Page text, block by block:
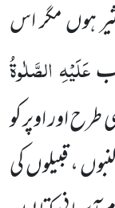
ہوں مگر اس
عَلَیْہِ الصَّلٰوۃُ
اور اوپر کو
، قبیلوں کی